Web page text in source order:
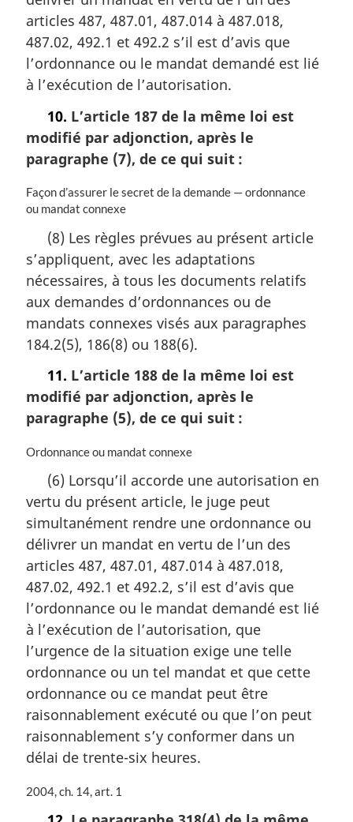
r
g
i
n
a
l
articles 487, 487.01, 487.014 à 487.018,
487.02, 492.1 et 492.2 s’il est d’avis que
l’ordonnance ou le mandat demandé est lié
à l’exécution de l’autorisation.
10. L’article 187 de la même loi est
modifié par adjonction, après le
paragraphe (7), de ce qui suit :
N
o
m
a
g
i
n
e
Façon d’assurer le secret de la demande — ordonnance
ou mandat connexe
(8) Les règles prévues au présent article
s’appliquent, avec les adaptations
nécessaires, à tous les documents relatifs
aux demandes d’ordonnances ou de
mandats connexes visés aux paragraphes
184.2(5), 186(8) ou 188(6).
11. L’article 188 de la même loi est
modifié par adjonction, après le
paragraphe (5), de ce qui suit :
N
e
m
r
g
i
n
a
l
e
:
Ordonnance ou mandat connexe
(6) Lorsqu’il accorde une autorisation en
vertu du présent article, le juge peut
simultanément rendre une ordonnance ou
délivrer un mandat en vertu de l’un des
articles 487, 487.01, 487.014 à 487.018,
487.02, 492.1 et 492.2, s’il est d’avis que
l’ordonnance ou le mandat demandé est lié
à l’exécution de l’autorisation, que
l’urgence de la situation exige une telle
ordonnance ou un tel mandat et que cette
ordonnance ou ce mandat peut être
raisonnablement exécuté ou que l’on peut
raisonnablement s’y conformer dans un
délai de trente-six heures.
N
2004, ch. 14, art. 1